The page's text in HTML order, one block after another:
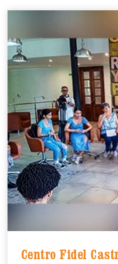
Centro Fidel